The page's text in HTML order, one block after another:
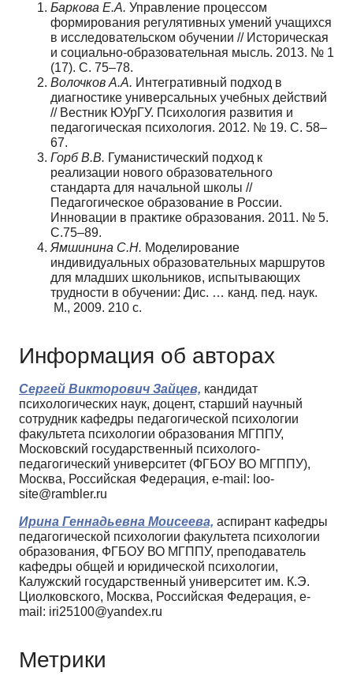
Баркова Е.А. Управление процессом
формирования регулятивных умений учащихся
в исследовательском обучении // Историческая
и социально-образовательная мысль. 2013. № 1
(17). С. 75–78.
Волочков А.А. Интегративный подход в
диагностике универсальных учебных действий
// Вестник ЮУрГУ. Психология развития и
педагогическая психология. 2012. № 19. С. 58–
67.
Горб В.В. Гуманистический подход к
реализации нового образовательного
стандарта для начальной школы //
Педагогическое образование в России.
Инновации в практике образования. 2011. № 5.
С.75–89.
Ямшинина С.Н. Моделирование
индивидуальных образовательных маршрутов
для младших школьников, испытывающих
трудности в обучении: Дис. … канд. пед. наук.
М., 2009. 210 с.
Информация об авторах
Сергей Викторович Зайцев, кандидат
психологических наук, доцент, старший научный
сотрудник кафедры педагогической психологии
факультета психологии образования МГППУ,
Московский государственный психолого-
педагогический университет (ФГБОУ ВО МГППУ),
Москва, Российская Федерация, e-mail: loo-
site@rambler.ru
Ирина Геннадьевна Моисеева, аспирант кафедры
педагогической психологии факультета психологии
образования, ФГБОУ ВО МГППУ, преподаватель
кафедры общей и юридической психологии,
Калужский государственный университет им. К.Э.
Циолковского, Москва, Российская Федерация, e-
mail: iri25100@yandex.ru
Метрики